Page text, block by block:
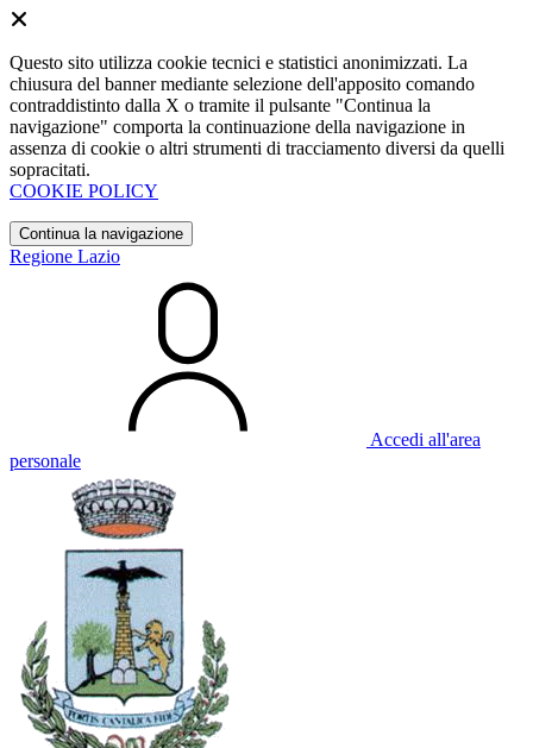
Questo sito utilizza cookie tecnici e statistici anonimizzati. La
chiusura del banner mediante selezione dell'apposito comando
contraddistinto dalla X o tramite il pulsante "Continua la
navigazione" comporta la continuazione della navigazione in
assenza di cookie o altri strumenti di tracciamento diversi da quelli
sopracitati.
COOKIE POLICY
Continua la navigazione
Regione Lazio
Accedi all'area
personale